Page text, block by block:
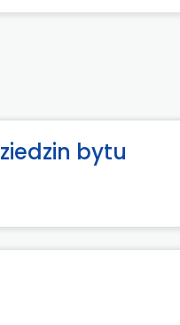
bytu